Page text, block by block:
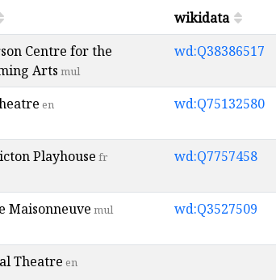
wikidata
Centre for the
Arts mul
wd:Q38386517
en wd:Q75132580
Playhouse fr wd:Q7757458
Maisonneuve mul wd:Q3527509
Theatre en